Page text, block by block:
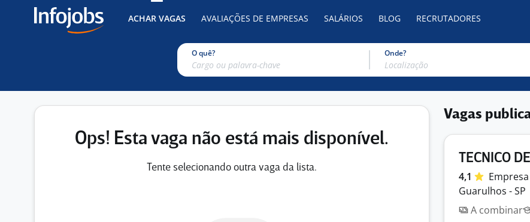
ACHAR VAGAS AVALIAÇÕES DE EMPRESAS SALÁRIOS BLOG RECRUTADORES
O quê? Onde?
Ops! Esta vaga não está mais disponível.
Tente selecionando outra vaga da lista.
Vagas
TECNICO
4,1 Empresa
Guarulhos - SP
A combinar